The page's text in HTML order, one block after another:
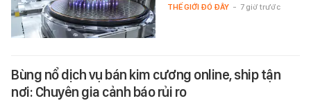
THẾ GIỚI ĐÓ ĐÂY - 7 giờ trước
Bùng nổ dịch vụ bán kim cương online, ship tận
nơi: Chuyên gia cảnh báo rủi ro